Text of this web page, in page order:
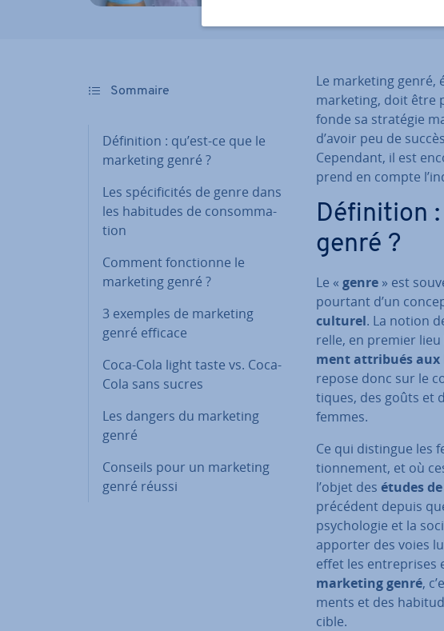
Sommaire
Dé­fi­ni­tion : qu’est-ce que le
marketing genré ?
Les spé­ci­fi­ci­tés de genre dans
les habitudes de con­som­ma­
tion
Comment fonc­tionne le
marketing genré ?
3 exemples de marketing
genré efficace
Coca-Cola light taste vs. Coca-
Cola sans sucres
Les dangers du marketing
genré
Conseils pour un marketing
genré réussi
Le marketing genré,
marketing, doit être
fonde sa stratégie
d’avoir peu de
Cependant, il est
prend en compte
Dé­fi­ni­tion
genré ?
Le « genre » est
pourtant d’un
culturel. La notion
relle, en premier lieu
ment attribués aux
repose donc sur le
tiques, des goûts et
femmes.
Ce qui distingue les
tion­ne­ment, et où
l’objet des études
précédent depuis
psy­cho­lo­gie et la
apporter des voies
effet les en­tre­prises
marketing genré,
ments et des
cible.